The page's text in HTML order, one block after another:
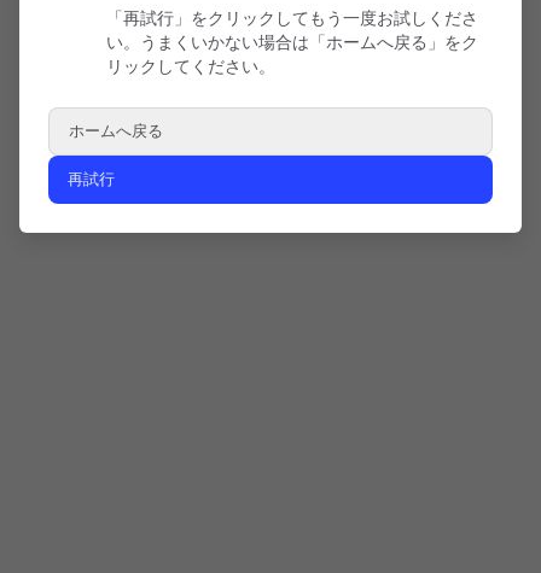
「再試行」をクリックしてもう一度お試しくださ
い。うまくいかない場合は「ホームへ戻る」をク
リックしてください。
ホームへ戻る
再試行